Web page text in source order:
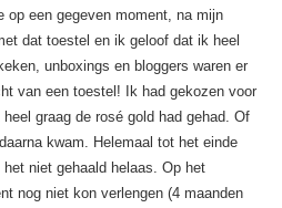
op een gegeven moment, na mijn
dat toestel en ik geloof dat ik heel
unboxings en bloggers waren er
van een toestel! Ik had gekozen voor
graag de rosé gold had gehad. Of
kwam. Helemaal tot het einde
niet gehaald helaas. Op het
nog niet kon verlengen (4 maanden